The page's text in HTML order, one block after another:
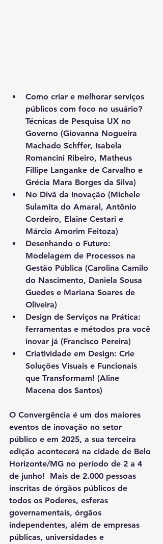
Como criar e melhorar serviços
públicos com foco no usuário?
Técnicas de Pesquisa UX no
Governo (Giovanna Nogueira
Machado Schffer, Isabela
Romancini Ribeiro, Matheus
Fillipe Langanke de Carvalho e
Grécia Mara Borges da Silva)
No Divã da Inovação (Michele
Sulamita do Amaral, Antônio
Cordeiro, Elaine Cestari e
Márcio Amorim Feitoza)
Desenhando o Futuro:
Modelagem de Processos na
Gestão Pública (Carolina Camilo
do Nascimento, Daniela Sousa
Guedes e Mariana Soares de
Oliveira)
Design de Serviços na Prática:
ferramentas e métodos pra você
inovar já (Francisco Pereira)
Criatividade em Design: Crie
Soluções Visuais e Funcionais
que Transformam! (Aline
Macena dos Santos)
O Convergência é um dos maiores
eventos de inovação no setor
público e em 2025, a sua terceira
edição acontecerá na cidade de Belo
Horizonte/MG no período de 2 a 4
de junho!  Mais de 2.000 pessoas
inscritas de órgãos públicos de
todos os Poderes, esferas
governamentais, órgãos
independentes, além de empresas
públicas, universidades e